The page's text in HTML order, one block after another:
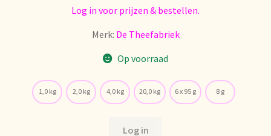
Terms and Conditions
Unsere Vision von Tee
Log in voor prijzen & bestellen.
Merk: De Theefabriek
Op voorraad
1,0 kg 2,0 kg 4,0 kg 20,0 kg 6 x 95 g 8 g
Log in